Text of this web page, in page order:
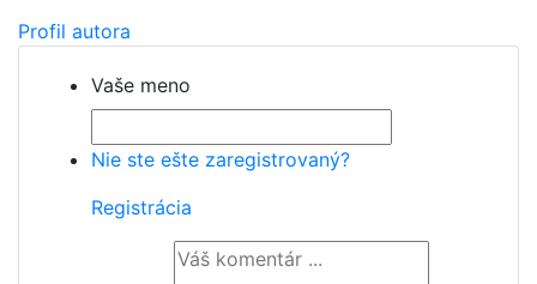
Profil autora
Vaše meno
Nie ste ešte zaregistrovaný?
Registrácia